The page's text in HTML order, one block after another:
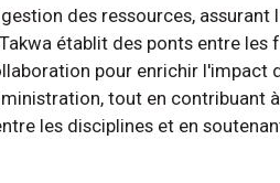
des ressources, assurant
établit des ponts entre les
pour enrichir l'impact
tout en contribuant
les disciplines et en